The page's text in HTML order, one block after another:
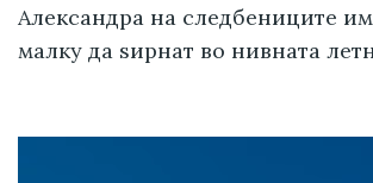
Александра на следбениците
малку да ѕирнат во нивната